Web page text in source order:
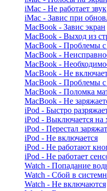
iMac - Не работает звук
iMac - Завис при
MacBook - Завис экран
MacBook - Выход из
MacBook - Проблемы
MacBook -
MacBook -
MacBook - Не
MacBook - Проблемы
MacBook - Поломка
MacBook - Не
iPod - Быстро
iPod - Выключается на
iPod - Перестал
iPod - Не включается
iPod - Не работают
iPod - Не работает
Watch - Попадание
Watch - Сбой в
Watch - Не включаются